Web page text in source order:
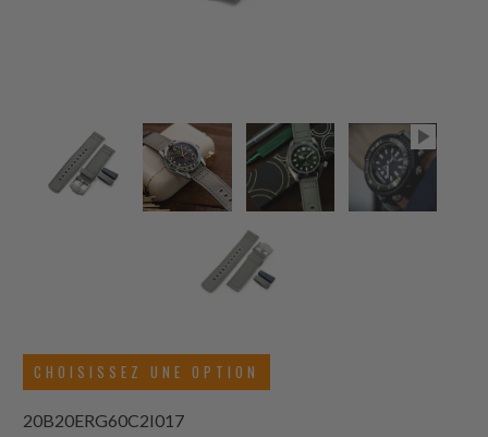
CHOISISSEZ UNE OPTION
20B20ERG60C2I017